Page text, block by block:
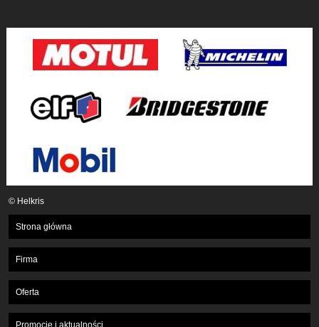
© Helkris
Strona główna
Firma
Oferta
Promocje i aktualności